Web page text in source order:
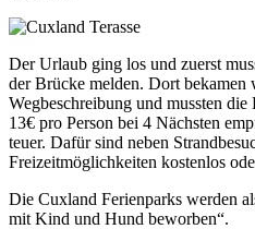
Der Urlaub ging los und zuerst
der Brücke melden. Dort bekamen
Wegbeschreibung und mussten
13€ pro Person bei 4 Nächsten
teuer. Dafür sind neben
Freizeitmöglichkeiten kostenlos
Die Cuxland Ferienparks werden
mit Kind und Hund beworben“.